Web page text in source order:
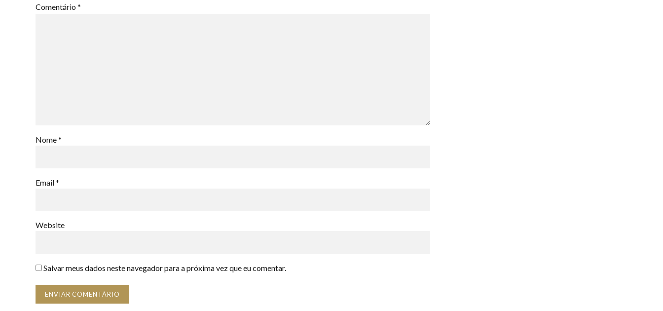
Comentário *
Nome *
Email *
Website
Salvar meus dados neste navegador para a próxima vez que eu comentar.
ENVIAR COMENTÁRIO